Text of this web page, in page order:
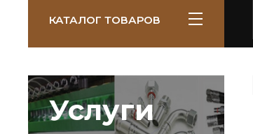
КАТАЛОГ ТОВАРОВ
Услуги